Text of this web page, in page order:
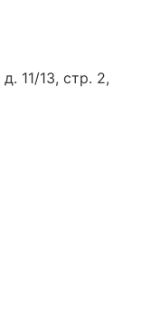
11/13, стр. 2,